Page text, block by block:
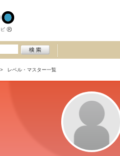
レベル・マスター一覧